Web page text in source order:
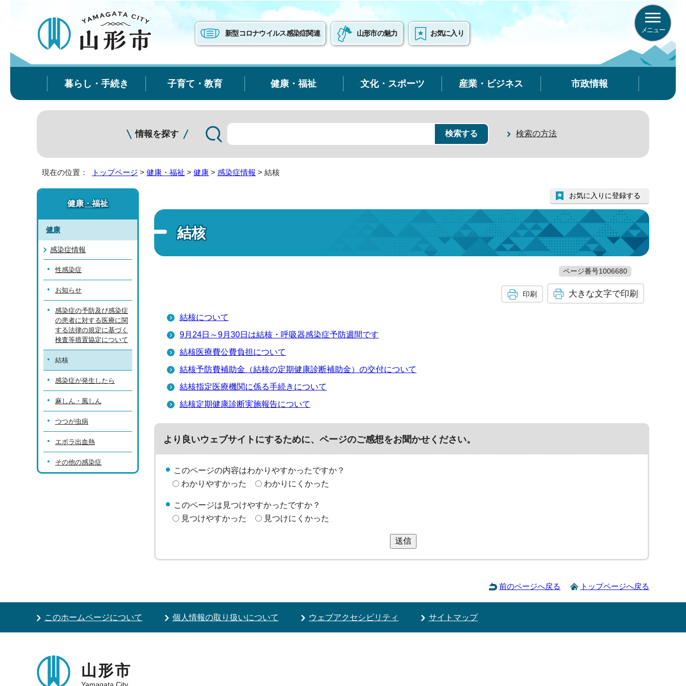
新型コロナウイルス感染症関連 山形市の魅力 お気に入り メニュー
暮らし・手続き 子育て・教育 健康・福祉 文化・スポーツ 産業・ビジネス 市政情報
情報を探す 検索の方法
現在の位置： トップページ > 健康・福祉 > 健康 > 感染症情報 > 結核
結核
お気に入りに登録する
ページ番号1006680
印刷 大きな文字で印刷
結核について
9月24日～9月30日は結核・呼吸器感染症予防週間です
結核医療費公費負担について
結核予防費補助金（結核の定期健康診断補助金）の交付について
結核指定医療機関に係る手続きについて
結核定期健康診断実施報告について
より良いウェブサイトにするために、ページのご感想をお聞かせください。
このページの内容はわかりやすかったですか？
わかりやすかった
わかりにくかった
このページは見つけやすかったですか？
見つけやすかった
見つけにくかった
送信
健康・福祉
健康
感染症情報
性感染症
お知らせ
感染症の予防及び感染症
の患者に対する医療に関
する法律の規定に基づく
検査等措置協定について
結核
感染症が発生したら
麻しん・風しん
つつが虫病
エボラ出血熱
その他の感染症
前のページへ戻る トップページへ戻る
このホームページについて 個人情報の取り扱いについて ウェブアクセシビリティ サイトマップ
山形市